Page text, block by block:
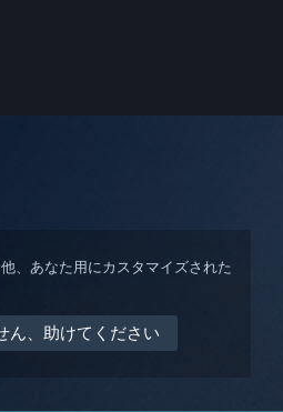
、あなた用にカスタマイズされた
ん、助けてください